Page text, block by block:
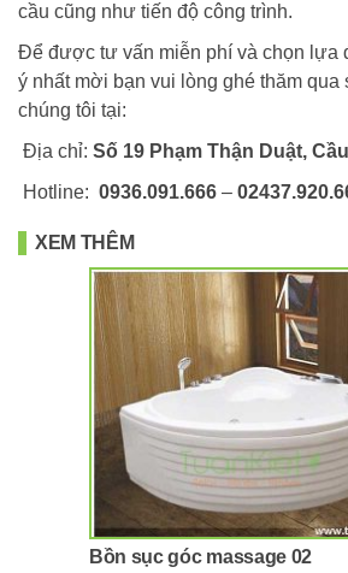
cầu cũng như tiến độ công trình.
Để được tư vấn miễn phí và chọn lựa
ý nhất mời bạn vui lòng ghé thăm qua
chúng tôi tại:
Địa chỉ: Số 19 Phạm Thận Duật,
Hotline: 0936.091.666 –
XEM THÊM
Bồn sục góc massage 02